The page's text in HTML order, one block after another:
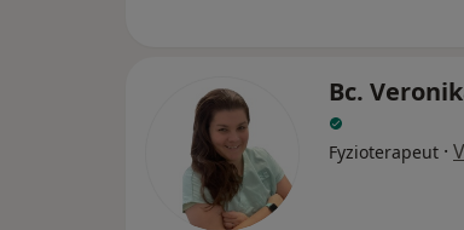
Bc.
Fyzioterapeut ·